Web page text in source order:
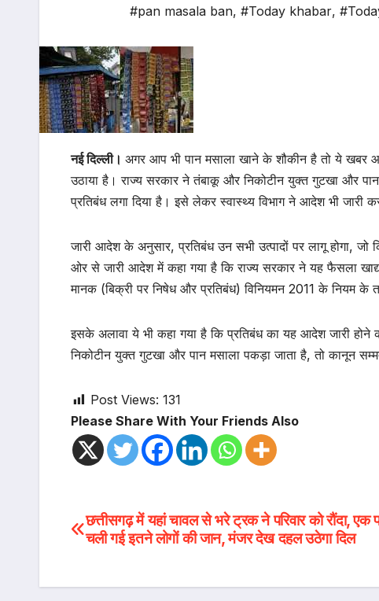
#pan masala ban, #Today khabar,
नई दिल्ली। अगर आप भी पान मसाला खाने के शौकीन है तो ये
उठाया है। राज्य सरकार ने तंबाकू और निकोटीन युक्त गुटखा और
प्रतिबंध लगा दिया है। इसे लेकर स्वास्थ्य विभाग ने आदेश भी जारी
जारी आदेश के अनुसार, प्रतिबंध उन सभी उत्पादों पर लागू होगा,
ओर से जारी आदेश में कहा गया है कि राज्य सरकार ने यह फैसला
मानक (बिक्री पर निषेध और प्रतिबंध) विनियमन 2011 के नियम के
इसके अलावा ये भी कहा ​गया है कि प्रतिबंध का यह आदेश जारी होने
निकोटीन युक्त गुटखा और पान मसाला पकड़ा जाता है, तो कानून
Post Views: 131
Please Share With Your Friends Also
Post
छत्तीसगढ़ में यहां चावल से भरे ट्रक ने परिवार को रौंदा, एक
चली गई इतने लोगों की जान, मंजर देख दहल उठेगा दिल